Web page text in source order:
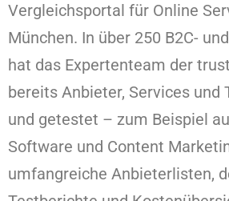
Vergleichsportal für Online
München. In über 250 B2C-
hat das Expertenteam der
bereits Anbieter, Services und
und getestet – zum Beispiel
Software und Content
umfangreiche Anbieterlisten,